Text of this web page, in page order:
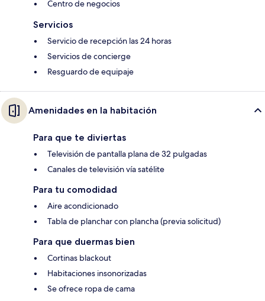
Centro de negocios
Servicios
Servicio de recepción las 24 horas
Servicios de concierge
Resguardo de equipaje
Amenidades en la habitación
Para que te diviertas
Televisión de pantalla plana de 32 pulgadas
Canales de televisión vía satélite
Para tu comodidad
Aire acondicionado
Tabla de planchar con plancha (previa solicitud)
Para que duermas bien
Cortinas blackout
Habitaciones insonorizadas
Se ofrece ropa de cama